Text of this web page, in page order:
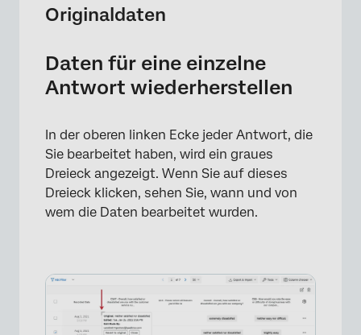
Originaldaten
Daten für eine einzelne
Antwort wiederherstellen
In der oberen linken Ecke jeder Antwort, die
Sie bearbeitet haben, wird ein graues
Dreieck angezeigt. Wenn Sie auf dieses
Dreieck klicken, sehen Sie, wann und von
wem die Daten bearbeitet wurden.